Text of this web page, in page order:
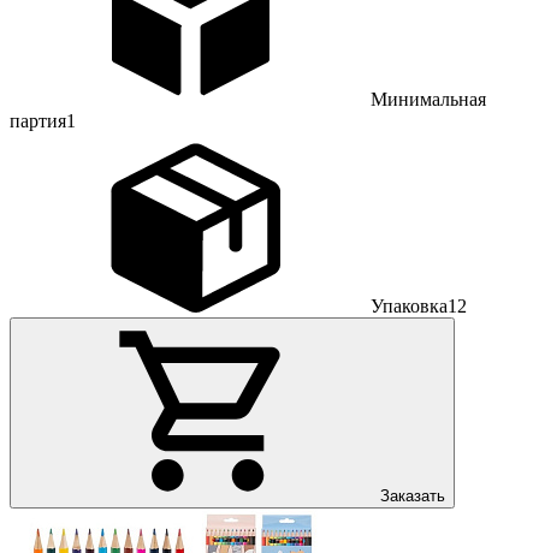
Минимальная
партия1
Упаковка12
Заказать